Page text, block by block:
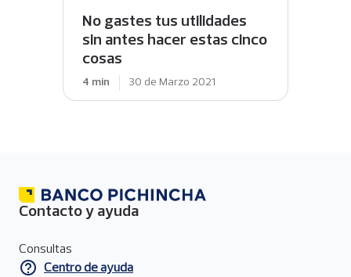
No gastes tus utilidades
sin antes hacer estas cinco
cosas
4 min 30 de Marzo 2021
contacto
del
Contacto y ayuda
Centro de ayuda
Consultas